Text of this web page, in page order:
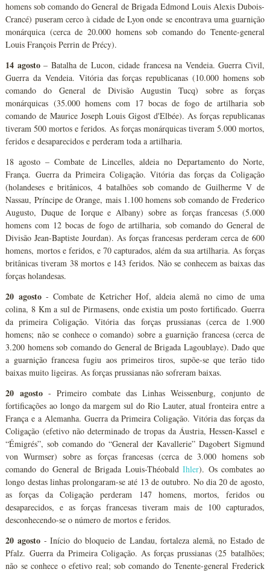
homens sob comando do General de Brigada Edmond Louis Alexis Dubois-
Crancé) puseram cerco à cidade de Lyon onde se encontrava uma guarnição
monárquica (cerca de 20.000 homens sob comando do Tenente-general
Louis François Perrin de Précy).
14 agosto– Batalha de Lucon, cidade francesa na Vendeia. Guerra Civil,
Guerra da Vendeia. Vitória das forças republicanas (10.000 homens sob
comando do General de Divisão Augustin Tucq) sobre as forças
monárquicas (35.000 homens com 17 bocas de fogo de artilharia sob
comando de Maurice Joseph Louis Gigost d'Elbée). As forças republicanas
tiveram 500 mortos e feridos. As forças monárquicas tiveram 5.000 mortos,
feridos e desaparecidos e perderam toda a artilharia.
18 agosto – Combate de Lincelles, aldeia no Departamento do Norte,
França. Guerra da Primeira Coligação. Vitória das forças da Coligação
(holandeses e britânicos, 4 batalhões sob comando de Guilherme V de
Nassau, Príncipe de Orange, mais 1.100 homens sob comando de Frederico
Augusto, Duque de Iorque e Albany) sobre as forças francesas (5.000
homens com 12 bocas de fogo de artilharia, sob comando do General de
Divisão Jean-Baptiste Jourdan). As forças francesas perderam cerca de 600
homens, mortos e feridos, e 70 capturados, além da sua artilharia. As forças
britânicas tiveram 38 mortos e 143 feridos. Não se conhecem as baixas das
forças holandesas.
20 agosto- Combate de Ketricher Hof, aldeia alemã no cimo de uma
colina, 8 Km a sul de Pirmasens, onde existia um posto fortificado. Guerra
da primeira Coligação. Vitória das forças prussianas (cerca de 1.900
homens; não se conhece o comando) sobre a guarnição francesa (cerca de
3.200 homens sob comando do General de Brigada Lagoublaye). Dado que
a guarnição francesa fugiu aos primeiros tiros, supõe-se que terão tido
baixas muito ligeiras. As forças prussianas não sofreram baixas.
20 agosto- Primeiro combate das Linhas Weissenburg, conjunto de
fortificações ao longo da margem sul do Rio Lauter, atual fronteira entre a
França e a Alemanha. Guerra da Primeira Coligação. Vitória das forças da
Coligação (efetivo não determinado de tropas da Áustria, Hessen-Kassel e
“Émigrés”, sob comando do “General der Kavallerie” Dagobert Sigmund
von Wurmser) sobre as forças francesas (cerca de 3.000 homens sob
comando do General de Brigada Louis-ThéobaldIhler). Os combates ao
longo destas linhas prolongaram-se até 13 de outubro. No dia 20 de agosto,
as forças da Coligação perderam 147 homens, mortos, feridos ou
desaparecidos, e as forças francesas tiveram mais de 100 capturados,
desconhecendo-se o número de mortos e feridos.
20 agosto - Início do bloqueio de Landau, fortaleza alemã, no Estado de
Pfalz. Guerra da Primeira Coligação. As forças prussianas (25 batalhões;
não se conhece o efetivo real; sob comando do Tenente-general Frederick